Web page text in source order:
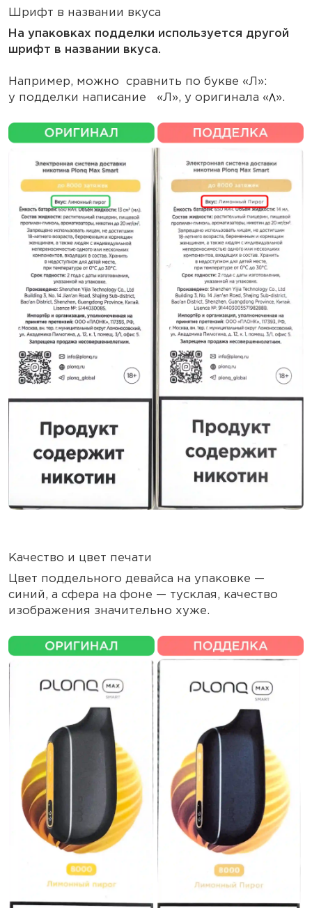
Шрифт в названии вкуса
На упаковках подделки используется другой
шрифт в названии вкуса.
Например, можно сравнить по букве «Л»:
у подделки написание «Л», у оригинала «
».
Качество и цвет печати
Цвет поддельного девайса на упаковке —
синий, а сфера на фоне — тусклая, качество
изображения значительно хуже.